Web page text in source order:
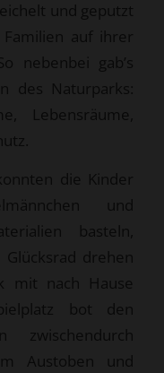
und geputzt
auf ihrer
nebenbei gab’s
des Naturparks:
Lebensräume,
die Kinder
und
basteln,
drehen
mit nach Hause
bot den
zwischendurch
Austoben und